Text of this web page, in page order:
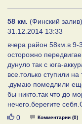
58 км. (Финский залив)
31.12.2014 13:33
вчера район 58км.в
осторожно
дунуло так с юга-
все.только ступили
.думаю помедлили
бы никто.так что до
нечего.берегите
Нравится
0 Комментарии (0)